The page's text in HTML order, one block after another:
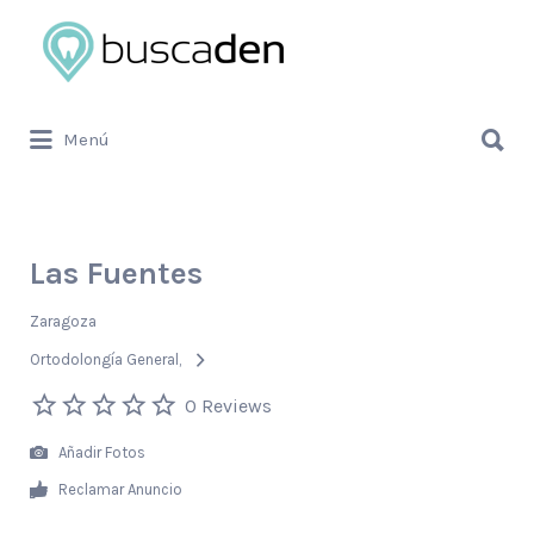
Buscar
por:
Menú
por:
Las Fuentes
Zaragoza
Ortodolongía General
0 Reviews
Añadir Fotos
Reclamar Anuncio